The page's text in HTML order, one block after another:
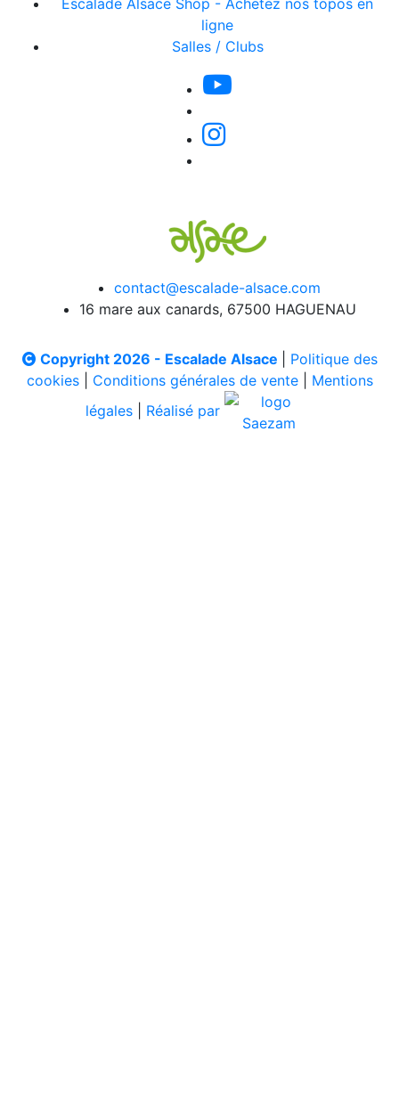
Escalade Alsace Shop - Achetez nos topos en
ligne
Salles / Clubs
contact@escalade-alsace.com
16 mare aux canards, 67500 HAGUENAU
Copyright 2026 - Escalade Alsace
Politique des
cookies| Conditions générales de vente| Mentions
légales
Réalisé par